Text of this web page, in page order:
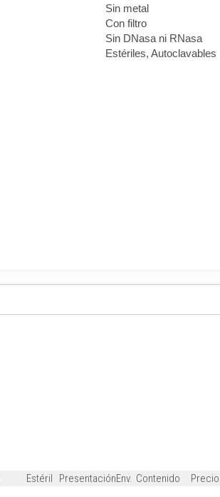
Sin metal
Con filtro
Sin DNasa ni RNasa
Estériles, Autoclavables
Estéril PresentaciónEnv. Contenido Precio